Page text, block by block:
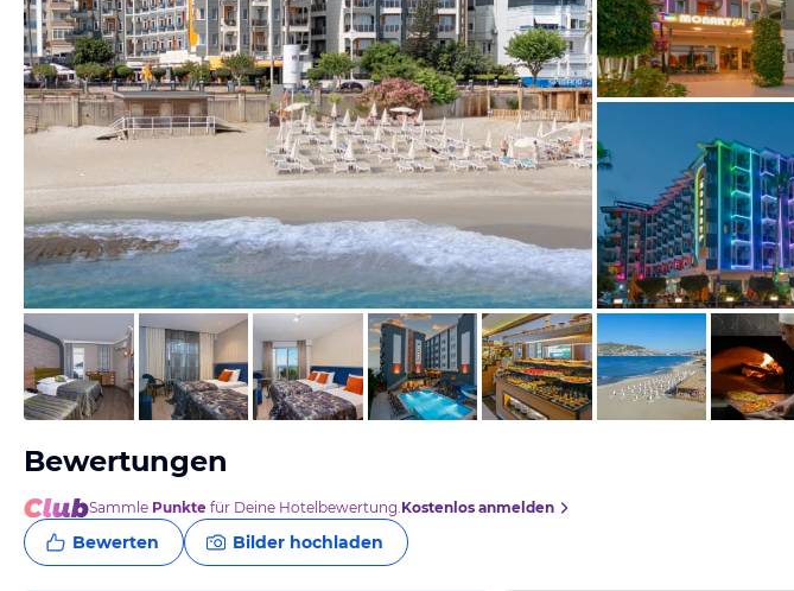
vom Hotelier, Juli 2024
vom Hotelier, Mai 2023
vom Hotelier, Juli 2023
Bewertungen
Sammle Punkte für Deine Hotelbewertung.Kostenlos anmelden
Bewerten Bilder hochladen